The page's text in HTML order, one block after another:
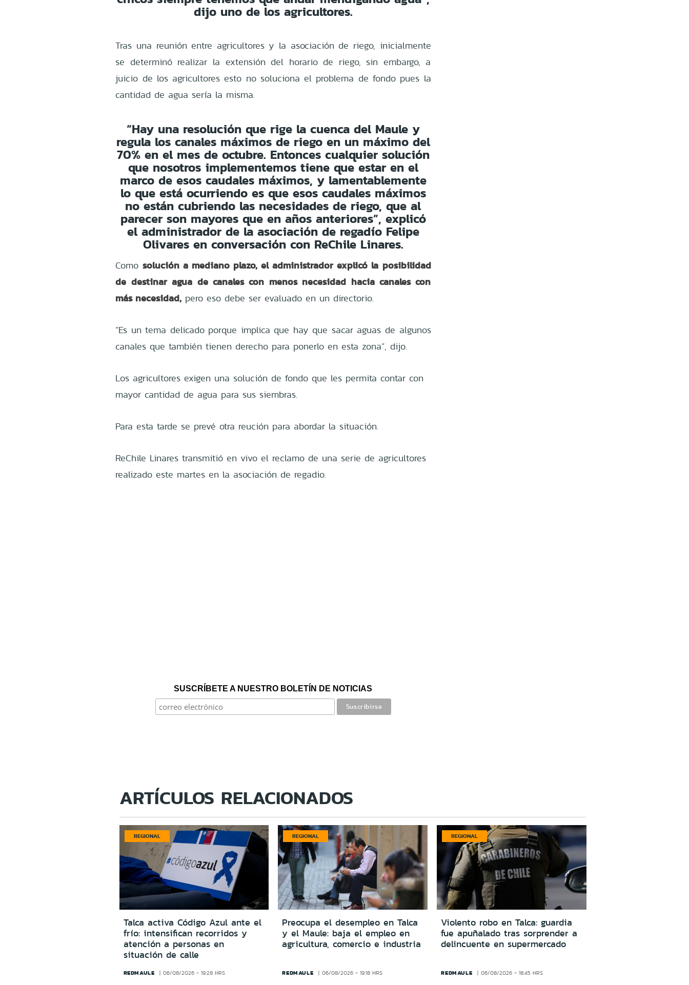
dijo uno de los agricultores.
Tras una reunión entre agricultores y la asociación de riego, inicialmente
se determinó realizar la extensión del horario de riego, sin embargo, a
juicio de los agricultores esto no soluciona el problema de fondo pues la
cantidad de agua sería la misma.
“Hay una resolución que rige la cuenca del Maule y
regula los canales máximos de riego en un máximo del
70% en el mes de octubre. Entonces cualquier solución
que nosotros implementemos tiene que estar en el
marco de esos caudales máximos, y lamentablemente
lo que está ocurriendo es que esos caudales máximos
no están cubriendo las necesidades de riego, que al
parecer son mayores que en años anteriores”, explicó
el administrador de la asociación de regadío Felipe
Olivares en conversación con ReChile Linares.
Comosolución a mediano plazo, el administrador explicó la posibilidad
de destinar agua de canales con menos necesidad hacia canales con
más necesidad, pero eso debe ser evaluado en un directorio.
“Es un tema delicado porque implica que hay que sacar aguas de algunos
canales que también tienen derecho para ponerlo en esta zona”, dijo.
Los agricultores exigen una solución de fondo que les permita contar con
mayor cantidad de agua para sus siembras.
Para esta tarde se prevé otra reución para abordar la situación.
ReChile Linares transmitió en vivo el reclamo de una serie de agricultores
realizado este martes en la asociación de regadio.
SUSCRÍBETE A NUESTRO BOLETÍN DE NOTICIAS
ARTÍCULOS RELACIONADOS
REGIONAL
Talca activa Código Azul ante el
frío: intensifican recorridos y
atención a personas en
situación de calle
REDMAULE 06/08/2026 - 19:28 HRS
REGIONAL
Preocupa el desempleo en Talca
y el Maule: baja el empleo en
agricultura, comercio e industria
REDMAULE 06/08/2026 - 19:18 HRS
REGIONAL
Violento robo en Talca: guardia
fue apuñalado tras sorprender a
delincuente en supermercado
REDMAULE 06/08/2026 - 18:45 HRS